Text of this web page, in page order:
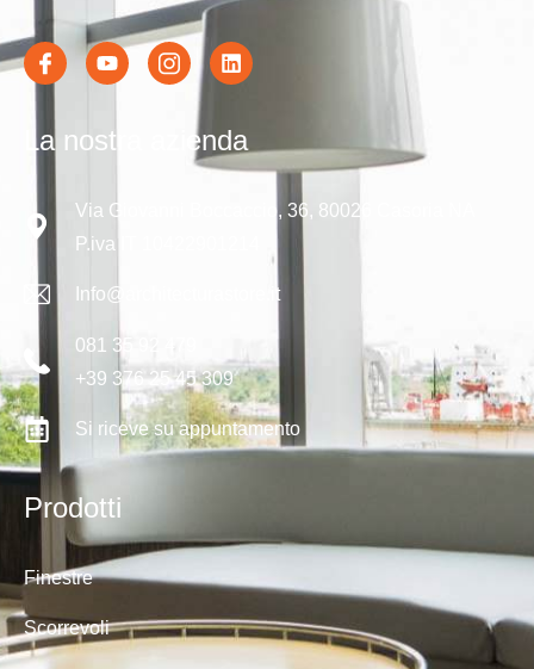
La nostra azienda
Via Giovanni Boccaccio, 36, 80026 Casoria NA
P.iva IT 10422901214
Info@architecturastore.it
081 35 92 479
+39 376 25 45 309
Si riceve su appuntamento
Prodotti
Finestre
Scorrevoli